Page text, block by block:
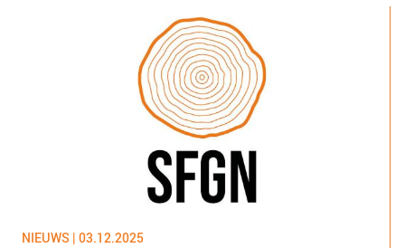
NIEUWS | 03.12.2025